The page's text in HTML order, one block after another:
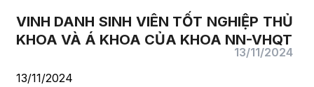
VINH DANH SINH VIÊN TỐT NGHIỆP THỦ
KHOA VÀ Á KHOA CỦA KHOA NN-VHQT
13/11/2024
13/11/2024